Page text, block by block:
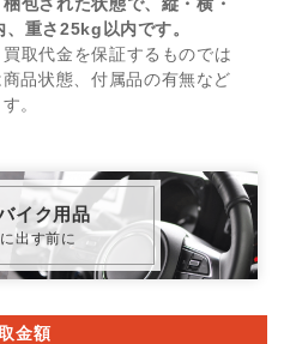
重さ25kg以内です。
取代金を保証するものでは
品状態、付属品の有無など
。
イク用品
出す前に
金額